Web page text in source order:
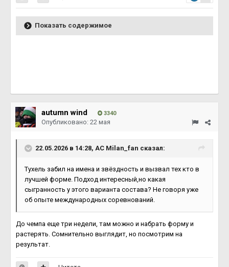
Показать содержимое
autumn wind 3340
Опубликовано: 22 мая
22.05.2026 в 14:28, AC Milan_fan сказал:
Тухель забил на имена и звёздность и вызвал тех кто в
лучшей форме. Подход интересный,но какая
сыгранность у этого варианта состава? Не говоря уже
об опыте международных соревнований.
До чемпа еще три недели, там можно и набрать форму и
растерять. Сомнительно выглядит, но посмотрим на
результат.